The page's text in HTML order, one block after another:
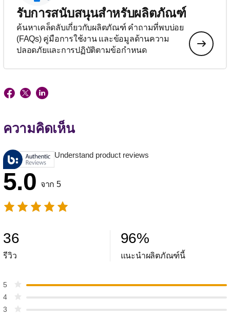
รับการสนับสนุนสำหรับผลิตภัณฑ์
ค้นหาเคล็ดลับเกี่ยวกับผลิตภัณฑ์ คำถามที่พบบ่อย
(FAQs) คู่มือการใช้งาน และข้อมูลด้านความ
ปลอดภัยและการปฏิบัติตามข้อกำหนด
ความคิดเห็น
Understand product reviews
5.0 จาก 5
36
รีวิว
96%
แนะนำผลิตภัณฑ์นี้
5
4
3